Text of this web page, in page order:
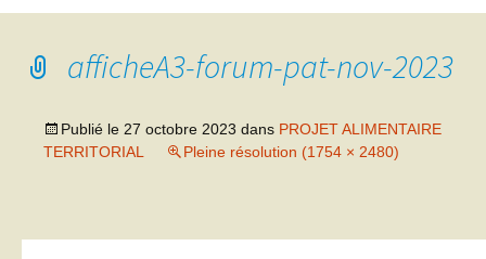
afficheA3-forum-pat-nov-2023
Publié le 27 octobre 2023 dans PROJET ALIMENTAIRE
TERRITORIAL
Pleine résolution (1754 × 2480)